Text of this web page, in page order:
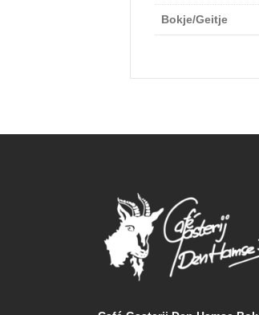
Bokje/Geitje